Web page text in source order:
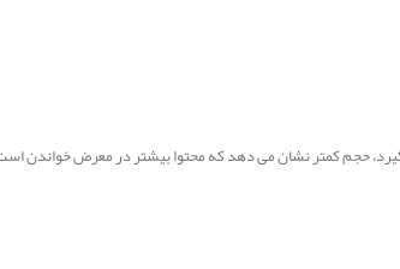
حجم کمتر نشان می دهد که محتوا بیشتر در معرض خواندن